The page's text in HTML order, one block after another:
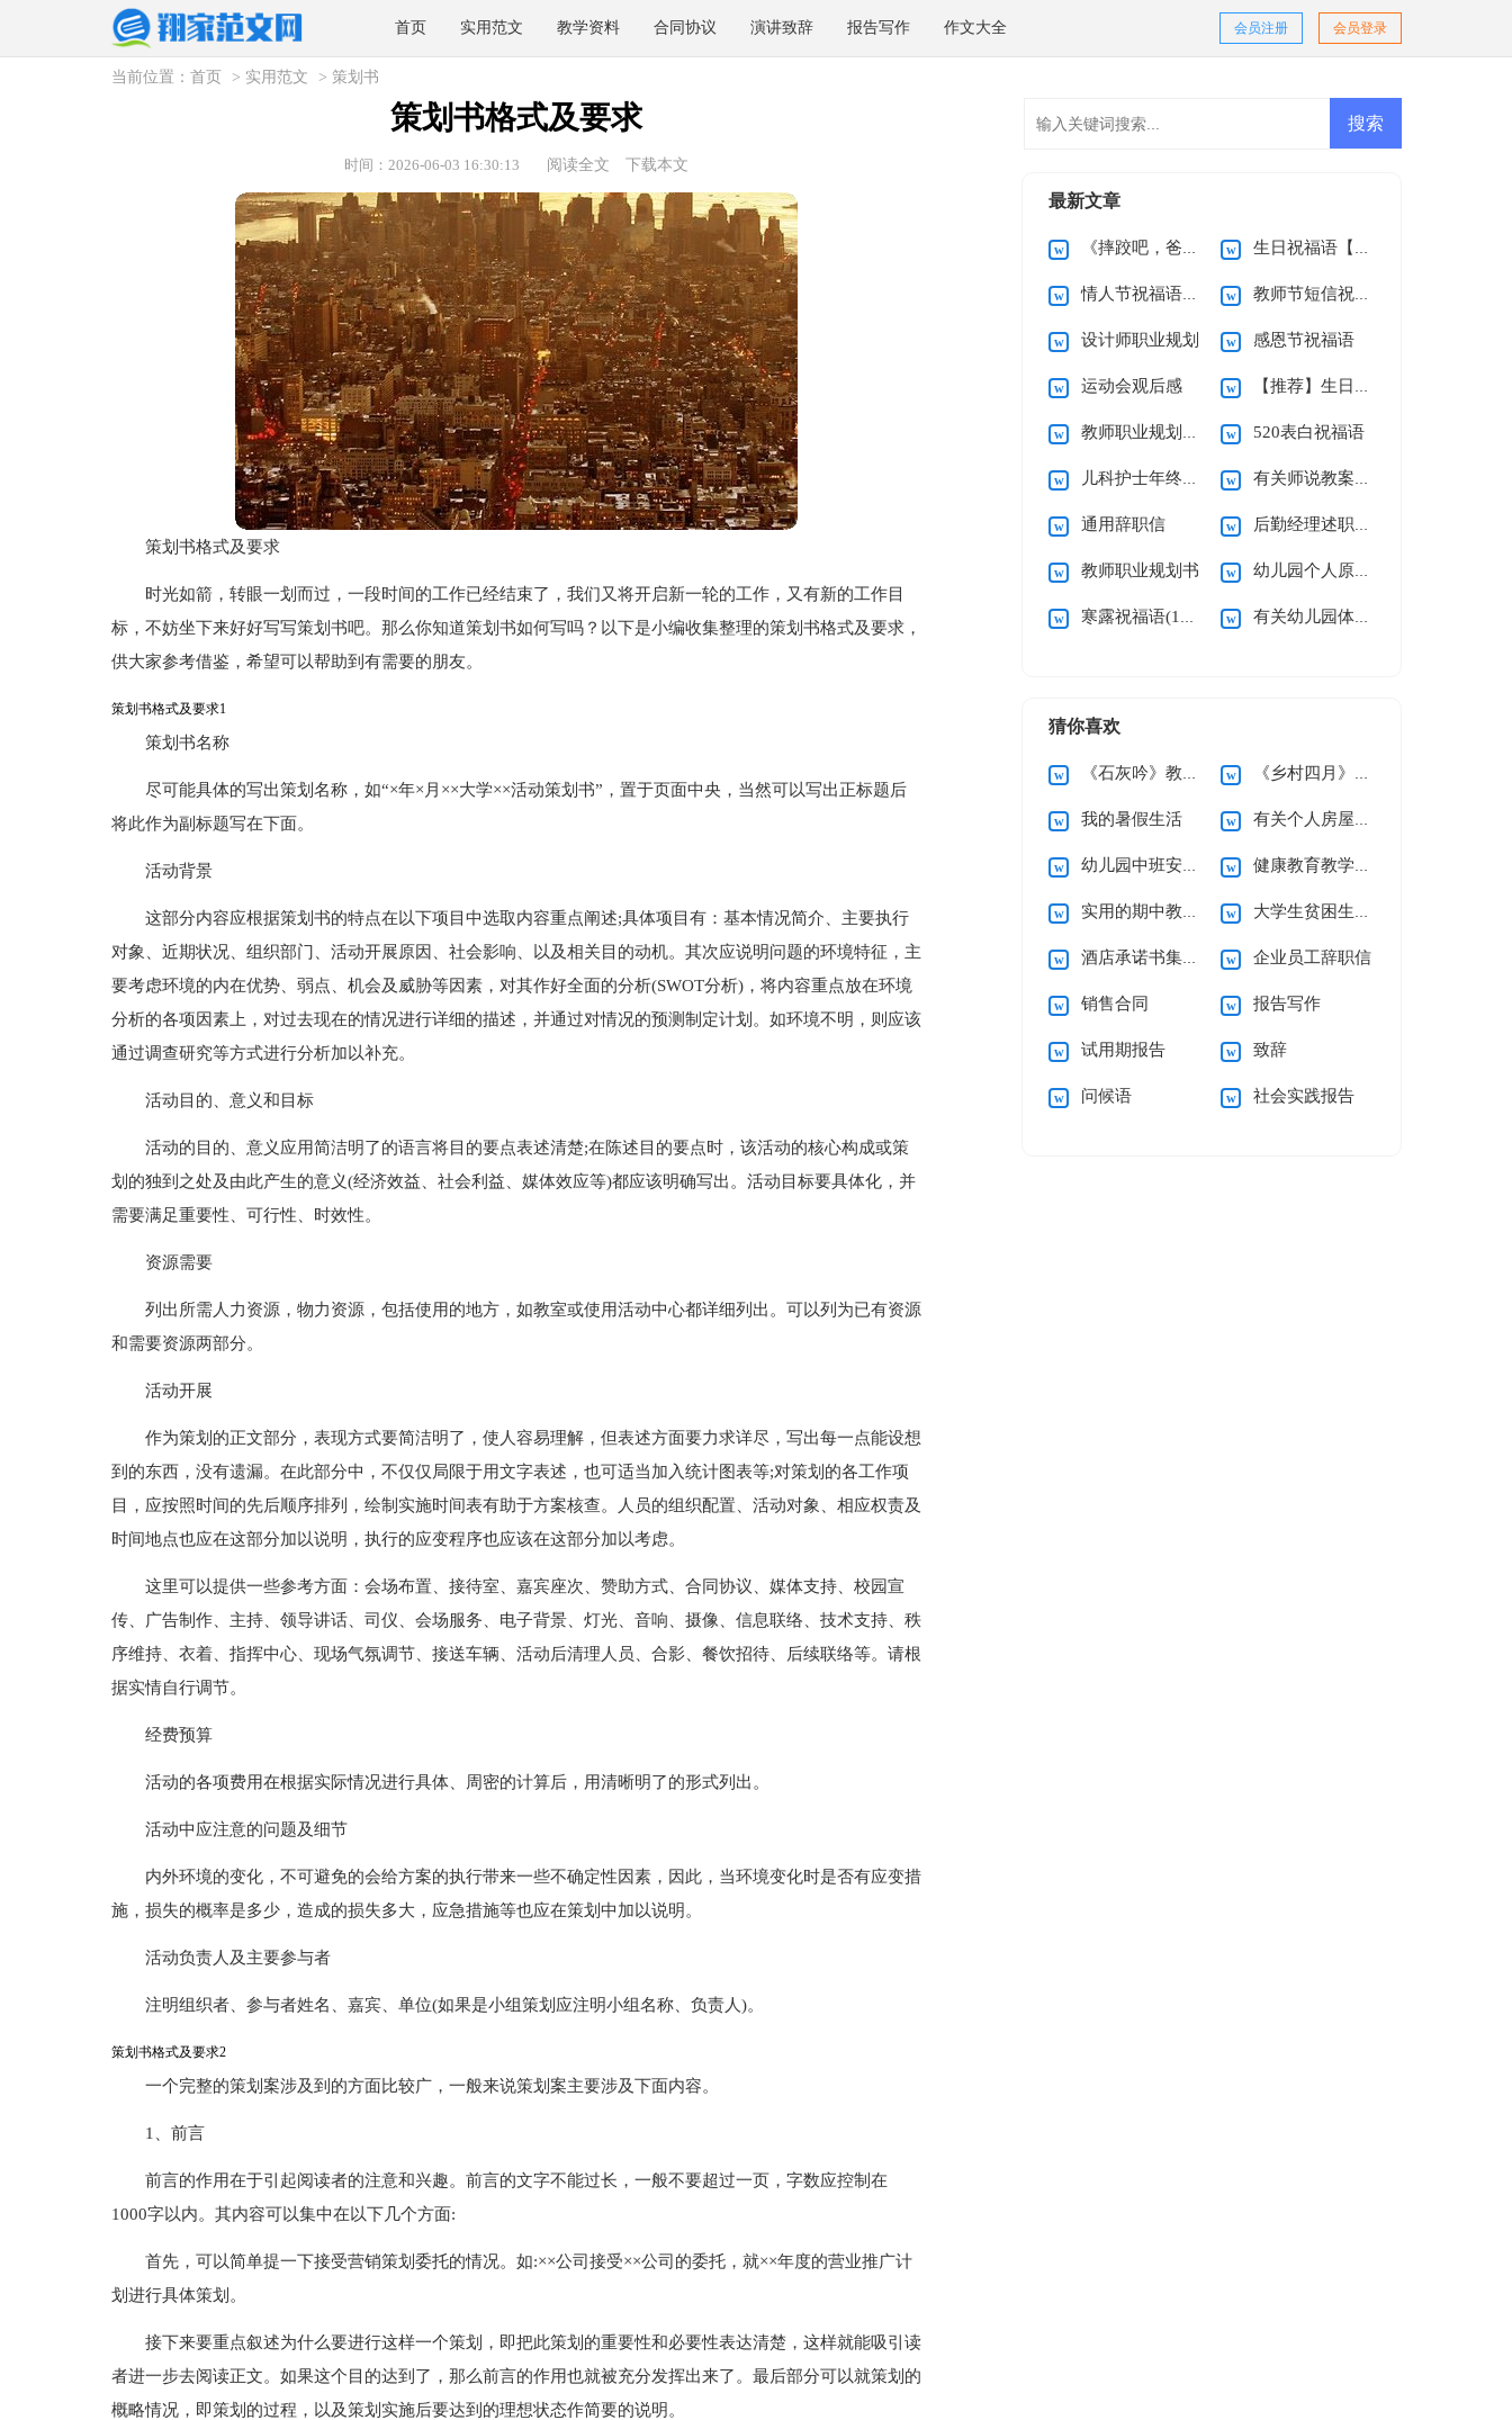
首页 实用范文 教学资料 合同协议 演讲致辞 报告写作 作文大全 会员登录
会员注册
当前位置： 首页 > 实用范文 > 策划书
策划书格式及要求
时间：2026-06-03 16:30:13 阅读全文 下载本文
策划书格式及要求
时光如箭，转眼一划而过，一段时间的工作已经结束了，我们又将开启新一轮的工作，又有新的工作目
标，不妨坐下来好好写写策划书吧。那么你知道策划书如何写吗？以下是小编收集整理的策划书格式及要求，
供大家参考借鉴，希望可以帮助到有需要的朋友。
策划书格式及要求1
策划书名称
尽可能具体的写出策划名称，如“×年×月××大学××活动策划书”，置于页面中央，当然可以写出正标题后
将此作为副标题写在下面。
活动背景
这部分内容应根据策划书的特点在以下项目中选取内容重点阐述;具体项目有：基本情况简介、主要执行
对象、近期状况、组织部门、活动开展原因、社会影响、以及相关目的动机。其次应说明问题的环境特征，主
要考虑环境的内在优势、弱点、机会及威胁等因素，对其作好全面的分析(SWOT分析)，将内容重点放在环境
分析的各项因素上，对过去现在的情况进行详细的描述，并通过对情况的预测制定计划。如环境不明，则应该
通过调查研究等方式进行分析加以补充。
活动目的、意义和目标
活动的目的、意义应用简洁明了的语言将目的要点表述清楚;在陈述目的要点时，该活动的核心构成或策
划的独到之处及由此产生的意义(经济效益、社会利益、媒体效应等)都应该明确写出。活动目标要具体化，并
需要满足重要性、可行性、时效性。
资源需要
列出所需人力资源，物力资源，包括使用的地方，如教室或使用活动中心都详细列出。可以列为已有资源
和需要资源两部分。
活动开展
作为策划的正文部分，表现方式要简洁明了，使人容易理解，但表述方面要力求详尽，写出每一点能设想
到的东西，没有遗漏。在此部分中，不仅仅局限于用文字表述，也可适当加入统计图表等;对策划的各工作项
目，应按照时间的先后顺序排列，绘制实施时间表有助于方案核查。人员的组织配置、活动对象、相应权责及
时间地点也应在这部分加以说明，执行的应变程序也应该在这部分加以考虑。
这里可以提供一些参考方面：会场布置、接待室、嘉宾座次、赞助方式、合同协议、媒体支持、校园宣
传、广告制作、主持、领导讲话、司仪、会场服务、电子背景、灯光、音响、摄像、信息联络、技术支持、秩
序维持、衣着、指挥中心、现场气氛调节、接送车辆、活动后清理人员、合影、餐饮招待、后续联络等。请根
据实情自行调节。
经费预算
活动的各项费用在根据实际情况进行具体、周密的计算后，用清晰明了的形式列出。
活动中应注意的问题及细节
内外环境的变化，不可避免的会给方案的执行带来一些不确定性因素，因此，当环境变化时是否有应变措
施，损失的概率是多少，造成的损失多大，应急措施等也应在策划中加以说明。
活动负责人及主要参与者
注明组织者、参与者姓名、嘉宾、单位(如果是小组策划应注明小组名称、负责人)。
策划书格式及要求2
一个完整的策划案涉及到的方面比较广，一般来说策划案主要涉及下面内容。
1、前言
前言的作用在于引起阅读者的注意和兴趣。前言的文字不能过长，一般不要超过一页，字数应控制在
1000字以内。其内容可以集中在以下几个方面:
首先，可以简单提一下接受营销策划委托的情况。如:××公司接受××公司的委托，就××年度的营业推广计
划进行具体策划。
接下来要重点叙述为什么要进行这样一个策划，即把此策划的重要性和必要性表达清楚，这样就能吸引读
者进一步去阅读正文。如果这个目的达到了，那么前言的作用也就被充分发挥出来了。最后部分可以就策划的
概略情况，即策划的过程，以及策划实施后要达到的理想状态作简要的说明。
最新文章
《摔跤吧，爸爸》观后感 生日祝福语【推荐】
情人节祝福语集合15篇 教师节短信祝福语
设计师职业规划 感恩节祝福语
运动会观后感 【推荐】生日祝福语
教师职业规划心得体会 520表白祝福语
儿科护士年终述职报告 有关师说教案模板合集八篇
通用辞职信 后勤经理述职报告
教师职业规划书 幼儿园个人原因辞职信
寒露祝福语(15篇) 有关幼儿园体育活动教案范文
猜你喜欢
《石灰吟》教案5篇 《乡村四月》说课稿
我的暑假生活 有关个人房屋租赁合同范文10篇
幼儿园中班安全工作计划 健康教育教学计划
实用的期中教学总结3篇 大学生贫困生助学金申请书
酒店承诺书集锦六篇 企业员工辞职信
销售合同 报告写作
试用期报告 致辞
问候语 社会实践报告